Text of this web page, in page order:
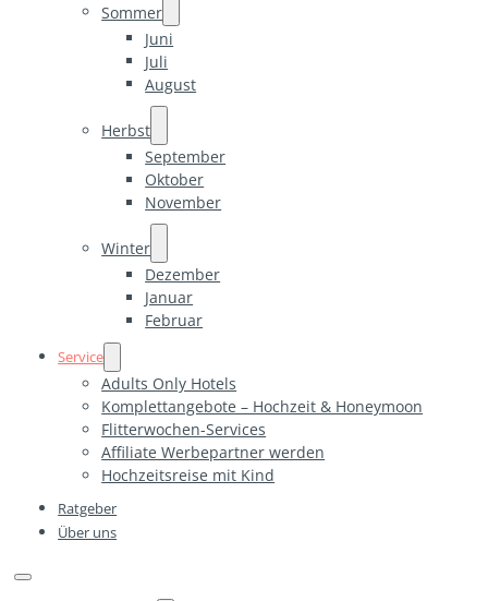
Sommer
Juni
Juli
August
Herbst
September
Oktober
November
Winter
Dezember
Januar
Februar
Service
Adults Only Hotels
Komplettangebote – Hochzeit & Honeymoon
Flitterwochen-Services
Affiliate Werbepartner werden
Hochzeitsreise mit Kind
Ratgeber
Über uns